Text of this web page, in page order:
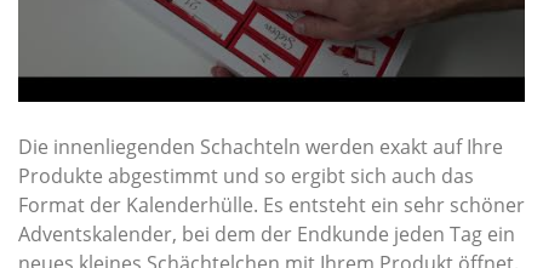
Die innenliegenden Schachteln werden exakt auf Ihre
Produkte abgestimmt und so ergibt sich auch das
Format der Kalenderhülle. Es entsteht ein sehr schöner
Adventskalender, bei dem der Endkunde jeden Tag ein